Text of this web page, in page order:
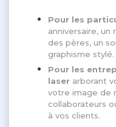
Pour les
anniversaire,
des pères, un
graphisme stylé.
Pour les
laser arborant
votre image de
collaborateurs
à vos clients.